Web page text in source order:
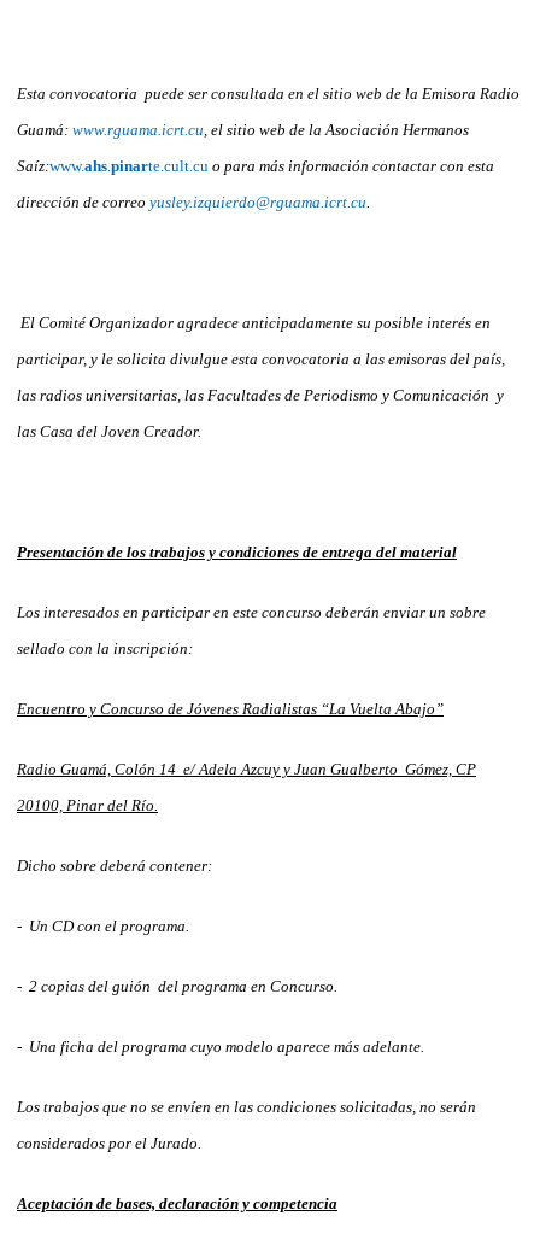
Esta convocatoria puede ser consultada en el sitio web de la Emisora Radio
Guamá: www.rguama.icrt.cu , el sitio web de la Asociación Hermanos
Saíz:www.ahs pinarte.cult.cu o para más información contactar con esta
dirección de correo yusley.izquierdo@rguama.icrt.cu
El Comité Organizador agradece anticipadamente su posible interés en
participar, y le solicita divulgue esta convocatoria a las emisoras del país,
las radios universitarias, las Facultades de Periodismo y Comunicación y
las Casa del Joven Creador.
Presentación de los trabajos y condiciones de entrega del material
Los interesados en participar en este concurso deberán enviar un sobre
sellado con la inscripción:
Encuentro y Concurso de Jóvenes Radialistas “La Vuelta Abajo”
Radio Guamá, Colón 14 e/ Adela Azcuy y Juan Gualberto Gómez, CP
20100, Pinar del Río.
Dicho sobre deberá contener:
- Un CD con el programa.
- 2 copias del guión del programa en Concurso.
- Una ficha del programa cuyo modelo aparece más adelante.
Los trabajos que no se envíen en las condiciones solicitadas, no serán
considerados por el Jurado.
Aceptación de bases, declaración y competencia